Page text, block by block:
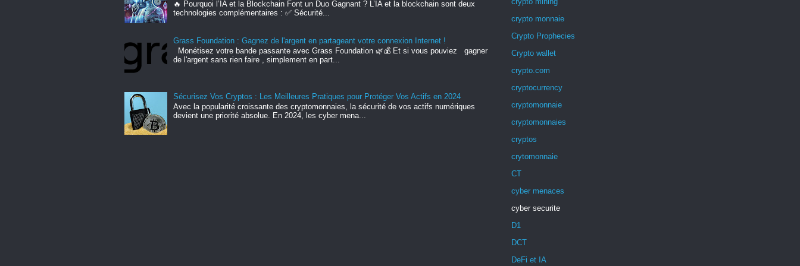
🔥 Pourquoi l’IA et la Blockchain Font un Duo Gagnant ? L’IA et la blockchain sont deux
technologies complémentaires : ✅ Sécurité...
Grass Foundation : Gagnez de l'argent en partageant votre connexion Internet !
Monétisez votre bande passante avec Grass Foundation 🌿💰 Et si vous pouviez gagner
de l'argent sans rien faire , simplement en part...
Sécurisez Vos Cryptos : Les Meilleures Pratiques pour Protéger Vos Actifs en 2024
Avec la popularité croissante des cryptomonnaies, la sécurité de vos actifs numériques
devient une priorité absolue. En 2024, les cyber mena...
crypto monnaie
Crypto Prophecies
Crypto wallet
crypto.com
cryptocurrency
cryptomonnaie
cryptomonnaies
cryptos
crytomonnaie
CT
cyber menaces
cyber securite
D1
DCT
DeFi et IA